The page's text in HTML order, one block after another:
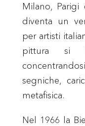
Milano,
diventa un
per artisti
pittura si
segniche,
metafisica.
Nel 1966 la